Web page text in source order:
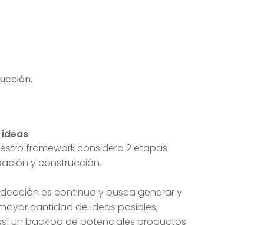
framework considera 2 etapas
y construcción.
es continuo y busca generar y
cantidad de ideas posibles,
un backlog de potenciales productos